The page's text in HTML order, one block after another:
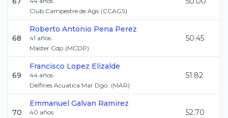
Club Campestre de Ags (CCAGS)
68
Roberto Antonio Pena Perez
41 años
Master Cdp (MCDP)
50.45
69
Francisco Lopez Elizalde
44 años
Delfines Acuatica Mar Dgo. (MAR)
51.82
70
Emmanuel Galvan Ramirez
40 años
52.70